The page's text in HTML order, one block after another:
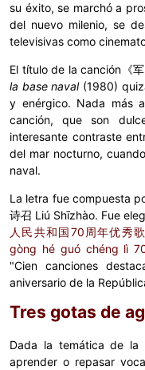
su éxito, se marchó a
del nuevo milenio, se
televisivas como
El título de la canción 《
la base naval(1980)
y enérgico. Nada más
canción, que son
interesante contraste
del mar nocturno,
naval.
La letra fue compuesta
诗召 Liú Shīzhào. Fue
人民共和国70周年优秀
gòng hé guó chéng lì
"Cien canciones
aniversario de la
Tres gotas de
Dada la temática de la
aprender o repasar